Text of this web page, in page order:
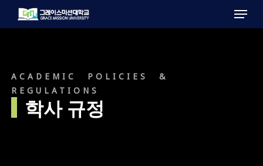
Menu
ACADEMIC POLICIES &
REGULATIONS
학사 규정